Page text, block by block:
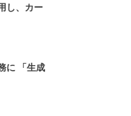
し、カー
に 「生成